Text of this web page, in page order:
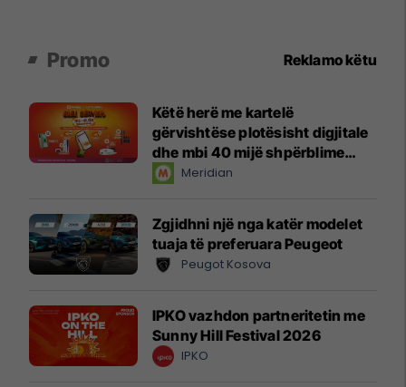
Promo Reklamo këtu
Këtë herë me kartelë
gërvishtëse plotësisht digjitale
dhe mbi 40 mijë shpërblime
instant!Meridian
Zgjidhni një nga katër modelet
tuaja të preferuara Peugeot
Peugot Kosova
IPKO vazhdon partneritetin me
Sunny Hill Festival 2026
IPKO